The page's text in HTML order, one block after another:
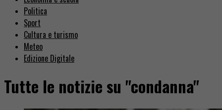
Politica
Sport
Cultura e turismo
Meteo
Edizione Digitale
Tutte le notizie su "condanna"